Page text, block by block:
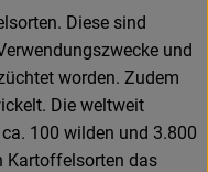
Diese sind
und
worden. Zudem
Die weltweit
100 wilden und 3.800
Kartoffelsorten das